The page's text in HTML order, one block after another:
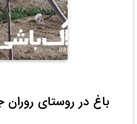
باغ در روستای روران جاده قلعه